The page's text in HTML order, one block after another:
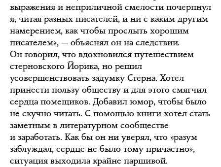
выражения и неприличной смелости почерпнул
я, читая разных писателей, и ни с каким другим
намерением, как чтобы прослыть хорошим
писателем», — объяснял он на следствии.
Он говорил, что вдохновился путешествием
стерновского Йорика, но решил
усовершенствовать задумку Стерна. Хотел
принести пользу обществу и для этого смягчил
сердца помещиков. Добавил юмор, чтобы было
не скучно читать. С помощью книги хотел стать
заметным в литературном сообществе
и заработать. Как бы он ни уверял, что «разум
заблуждал, сердце не было тому причастно»,
ситуация выходила крайне паршивой.